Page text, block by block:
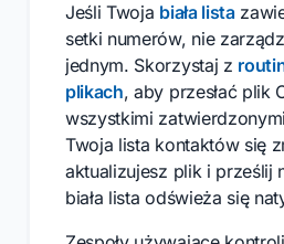
Jeśli Twoja biała lista
setki numerów, nie
jednym. Skorzystaj z
plikach, aby przesłać plik
wszystkimi
Twoja lista kontaktów się
aktualizujesz plik i prześlij
biała lista odświeża się